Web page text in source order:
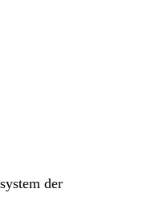
der